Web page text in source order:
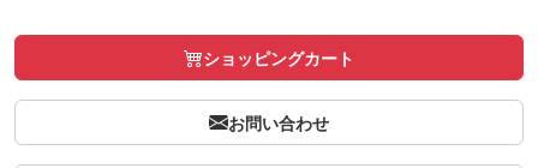
ショッピングカート
お問い合わせ